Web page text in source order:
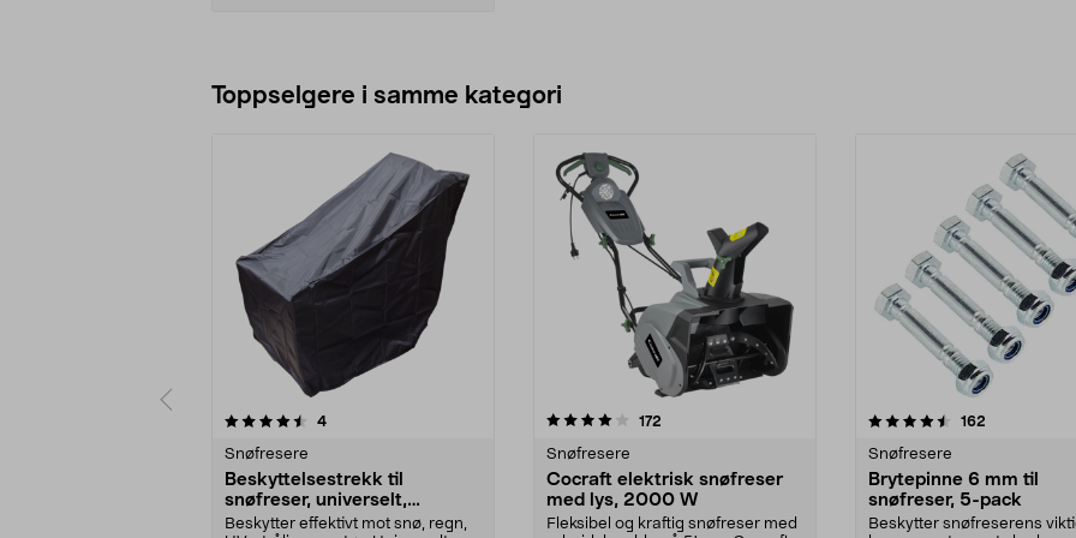
Toppselgere i samme kategori
4anmeldelser
Snøfresere
Beskyttelsestrekk til
snøfreser, universelt,
120x81x101 cm
Beskytter effektivt mot snø, regn,
4.0 av 5 stjerner 172
Snøfresere
Cocraft elektrisk snøfreser
med lys, 2000 W
Fleksibel og kraftig snøfreser med
4.5 av 5 stjerner 162
Snøfresere
Brytepinne 6 mm til
snøfreser, 5-pack
Beskytter snøfreserens
4.0 av 5 stjerner